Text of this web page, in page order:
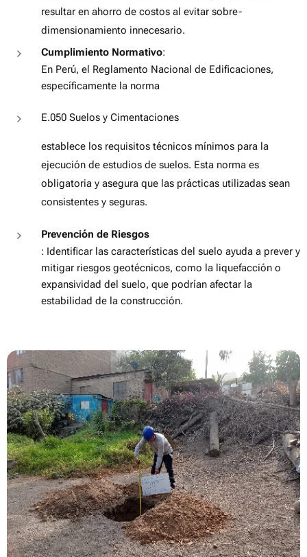
resultar en ahorro de costos al evitar sobre-
dimensionamiento innecesario.
Cumplimiento Normativo:
En Perú, el Reglamento Nacional de Edificaciones,
específicamente la norma
E.050 Suelos y Cimentaciones
establece los requisitos técnicos mínimos para la
ejecución de estudios de suelos. Esta norma es
obligatoria y asegura que las prácticas utilizadas sean
consistentes y seguras.
Prevención de Riesgos
: Identificar las características del suelo ayuda a prever y
mitigar riesgos geotécnicos, como la liquefacción o
expansividad del suelo, que podrían afectar la
estabilidad de la construcción.